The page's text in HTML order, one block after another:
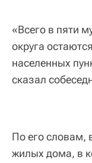
«Всего в пяти
округа
населенных
сказал
По его словам,
жилых дома, в